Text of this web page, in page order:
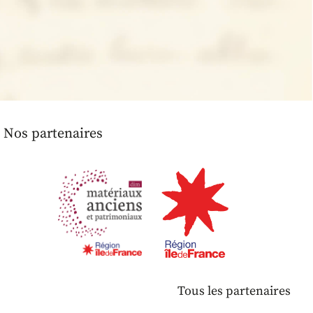
Nos partenaires
Tous les partenaires